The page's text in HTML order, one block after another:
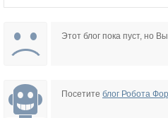
Этот блог пока пуст, но
Посетите блог Робота